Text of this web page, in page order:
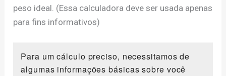
peso ideal. (Essa calculadora deve ser usada apenas
para fins informativos)
Para um cálculo preciso, necessitamos de
algumas informações básicas sobre você